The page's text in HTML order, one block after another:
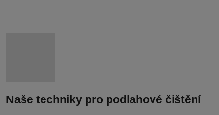
Naše techniky pro podlahové čištění